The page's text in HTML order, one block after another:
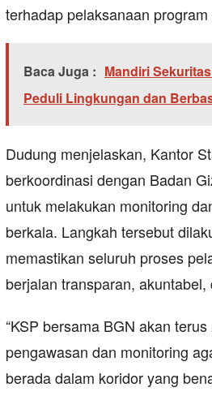
terhadap pelaksanaan
Baca Juga : Mandiri
Peduli Lingkungan dan
Dudung menjelaskan, Kantor
berkoordinasi dengan Badan
untuk melakukan monitoring
berkala. Langkah tersebut
memastikan seluruh proses
berjalan transparan,
“KSP bersama BGN akan
pengawasan dan monitoring
berada dalam koridor yang